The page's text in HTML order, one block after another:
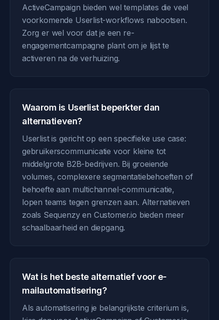
ActiveCampaign bieden wel templates die veel
voorkomende Userlist-workflows nabootsen.
Zorg er wel voor dat je een re-
engagementcampagne plant om je lijst te
activeren na de verhuizing.
Waarom is Userlist beperkter dan
alternatieven?
Userlist is gericht op een specifieke use case:
gebruikerscommunicatie voor kleine tot
middelgrote B2B-bedrijven. Bij groeiende
volumes, complexere segmentatiebehoeften of
behoefte aan multichannel-communicatie,
lopen teams tegen grenzen aan. Alternatieven
zoals Sequenzy en Customer.io bieden meer
schaalbaarheid en diepgang.
Wat is het beste alternatief voor e-
mailautomatisering?
Als automatisering je belangrijkste criterium is,